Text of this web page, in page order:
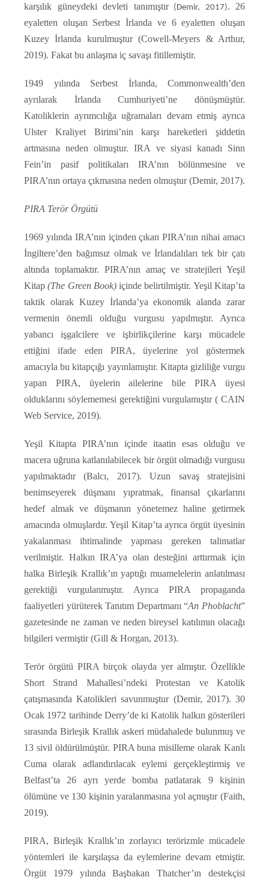
karşılık güneydeki devleti tanımıştır(Demir, 2017). 26
eyaletten oluşan Serbest İrlanda ve 6 eyaletten oluşan
Kuzey İrlanda kurulmuştur(Cowell-Meyers & Arthur,
2019). Fakat bu anlaşma iç savaşı fitillemiştir.
1949 yılında Serbest İrlanda, Commonwealth’den
ayrılarak İrlanda Cumhuriyeti’ne dönüşmüştür.
Katoliklerin ayrımcılığa uğramaları devam etmiş ayrıca
Ulster Kraliyet Birimi’nin karşı hareketleri şiddetin
artmasına neden olmuştur. IRA ve siyasi kanadı Sinn
Fein’in pasif politikaları IRA’nın bölünmesine ve
PIRA’nın ortaya çıkmasına neden olmuştur (Demir, 2017).
PIRA Terör Örgütü
1969 yılında IRA’nın içinden çıkan PIRA’nın nihai amacı
İngiltere’den bağımsız olmak ve İrlandalıları tek bir çatı
altında toplamaktır. PIRA’nın amaç ve stratejileri Yeşil
Kitap(The Green Book)içinde belirtilmiştir. Yeşil Kitap’ta
taktik olarak Kuzey İrlanda’ya ekonomik alanda zarar
vermenin önemli olduğu vurgusu yapılmıştır. Ayrıca
yabancı işgalcilere ve işbirlikçilerine karşı mücadele
ettiğini ifade eden PIRA, üyelerine yol göstermek
amacıyla bu kitapçığı yayınlamıştır. Kitapta gizliliğe vurgu
yapan PIRA, üyelerin ailelerine bile PIRA üyesi
olduklarını söylememesi gerektiğini vurgulamıştır ( CAIN
Web Service, 2019).
Yeşil Kitapta PIRA’nın içinde itaatin esas olduğu ve
macera uğruna katlanılabilecek bir örgüt olmadığı vurgusu
yapılmaktadır (Balcı, 2017). Uzun savaş stratejisini
benimseyerek düşmanı yıpratmak, finansal çıkarlarını
hedef almak ve düşmanın yönetemez haline getirmek
amacında olmuşlardır. Yeşil Kitap’ta ayrıca örgüt üyesinin
yakalanması ihtimalinde yapması gereken talimatlar
verilmiştir. Halkın IRA’ya olan desteğini arttırmak için
halka Birleşik Krallık’ın yaptığı muamelelerin anlatılması
gerektiği vurgulanmıştır. Ayrıca PIRA propaganda
faaliyetleri yürüterek Tanıtım Departmanı “An Phoblacht”
gazetesinde ne zaman ve neden bireysel katılımın olacağı
bilgileri vermiştir (Gill & Horgan, 2013).
Terör örgütü PIRA birçok olayda yer almıştır. Özellikle
Short Strand Mahallesi’ndeki Protestan ve Katolik
çatışmasında Katolikleri savunmuştur (Demir, 2017). 30
Ocak 1972 tarihinde Derry’de ki Katolik halkın gösterileri
sırasında Birleşik Krallık askeri müdahalede bulunmuş ve
13 sivil öldürülmüştür. PIRA buna misilleme olarak Kanlı
Cuma olarak adlandırılacak eylemi gerçekleştirmiş ve
Belfast’ta 26 ayrı yerde bomba patlatarak 9 kişinin
ölümüne ve 130 kişinin yaralanmasına yol açmıştır (Faith,
2019).
PIRA, Birleşik Krallık’ın zorlayıcı terörizmle mücadele
yöntemleri ile karşılaşsa da eylemlerine devam etmiştir.
Örgüt 1979 yılında Başbakan Thatcher’ın destekçisi